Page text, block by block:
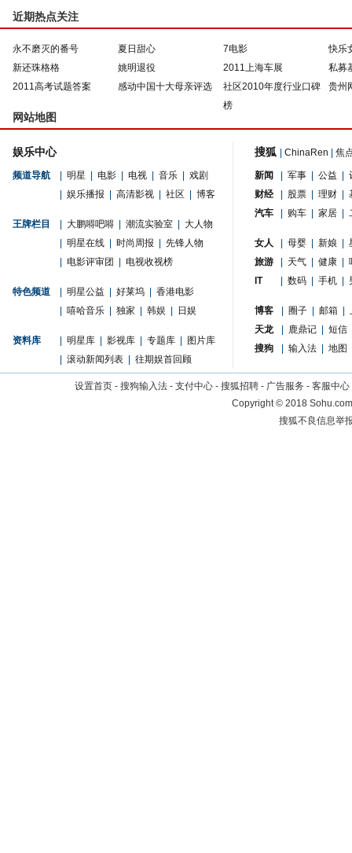
近期热点关注
永不磨灭的番号 夏日甜心 7电影
快乐
新还珠格格
姚明退役 2011上海车展
私募
2011高考试题答案
感动中国十大母亲评选
社区2010年度行业口碑
榜
贵州
网站地图
娱乐中心
频道导航 明星 电影 电视 音乐
戏剧
娱乐播报 高清影视 社区 博客
王牌栏目 大鹏嘚吧嘚 潮流实验室
大人物
明星在线 时尚周报
先锋人物
电影评审团 电视收视榜
特色频道 明星公益 好莱坞
香港电影
嘻哈音乐 独家 韩娱 日娱
资料库 明星库 影视库 专题库
图片库
滚动新闻列表 往期娱首回顾
搜狐 ChinaRen 焦
新闻 军事 公益
财经
股票 理财
汽车
购车 家居
女人 母婴 新娘
旅游
天气 健康
IT
数码 手机
博客 圈子 邮箱
天龙
鹿鼎记
短信
搜狗
输入法 地图
设置首页 - 搜狗输入法 - 支付中心 - 搜狐招聘 - 广告服务 - 客服中心
Copyright©2018
搜狐不良信息举